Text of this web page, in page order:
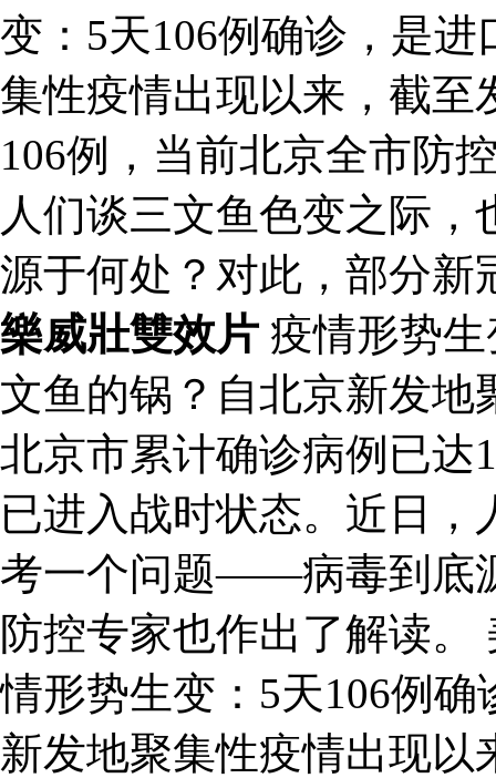
变：5天106例确诊，是
集性疫情出现以来，截至
106例，当前北京全市防
人们谈三文鱼色变之际
源于何处？对此，部分新
樂威壯雙效片 疫情形势
文鱼的锅？自北京新发地
北京市累计确诊病例已达
已进入战时状态。近日
考一个问题——病毒到底
防控专家也作出了解读
情形势生变：5天106例
新发地聚集性疫情出现